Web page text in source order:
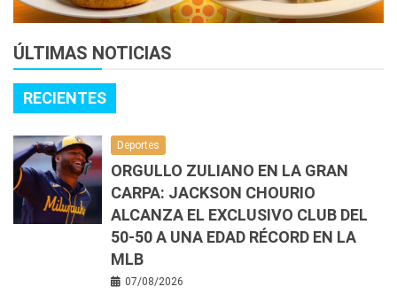
ÚLTIMAS NOTICIAS
RECIENTES
Deportes
ORGULLO ZULIANO EN LA GRAN
CARPA: JACKSON CHOURIO
ALCANZA EL EXCLUSIVO CLUB DEL
50-50 A UNA EDAD RÉCORD EN LA
MLB
07/08/2026